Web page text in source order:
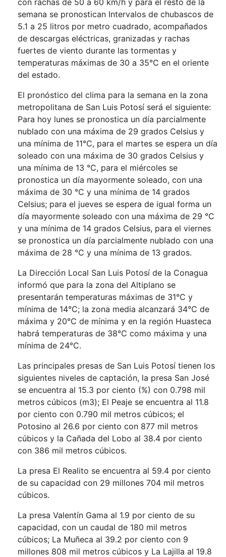
con rachas de 50 a 60 km/h y para el resto de la
semana se pronostican Intervalos de chubascos de
5.1 a 25 litros por metro cuadrado, acompañados
de descargas eléctricas, granizadas y rachas
fuertes de viento durante las tormentas y
temperaturas máximas de 30 a 35°C en el oriente
del estado.
El pronóstico del clima para la semana en la zona
metropolitana de San Luis Potosí será el siguiente:
Para hoy lunes se pronostica un día parcialmente
nublado con una máxima de 29 grados Celsius y
una mínima de 11°C, para el martes se espera un día
soleado con una máxima de 30 grados Celsius y
una mínima de 13 °C, para el miércoles se
pronostica un día mayormente soleado, con una
máxima de 30 °C y una mínima de 14 grados
Celsius; para el jueves se espera de igual forma un
día mayormente soleado con una máxima de 29 °C
y una mínima de 14 grados Celsius, para el viernes
se pronostica un día parcialmente nublado con una
máxima de 28 °C y una mínima de 13 grados.
La Dirección Local San Luis Potosí de la Conagua
informó que para la zona del Altiplano se
presentarán temperaturas máximas de 31°C y
mínima de 14°C; la zona media alcanzará 34°C de
máxima y 20°C de mínima y en la región Huasteca
habrá temperaturas de 38°C como máxima y una
mínima de 24°C.
Las principales presas de San Luis Potosí tienen los
siguientes niveles de captación, la presa San José
se encuentra al 15.3 por ciento (%) con 0.798 mil
metros cúbicos (m3); El Peaje se encuentra al 11.8
por ciento con 0.790 mil metros cúbicos; el
Potosino al 26.6 por ciento con 877 mil metros
cúbicos y la Cañada del Lobo al 38.4 por ciento
con 386 mil metros cúbicos.
La presa El Realito se encuentra al 59.4 por ciento
de su capacidad con 29 millones 704 mil metros
cúbicos.
La presa Valentín Gama al 1.9 por ciento de su
capacidad, con un caudal de 180 mil metros
cúbicos; La Muñeca al 39.2 por ciento con 9
millones 808 mil metros cúbicos y La Lajilla al 19.8